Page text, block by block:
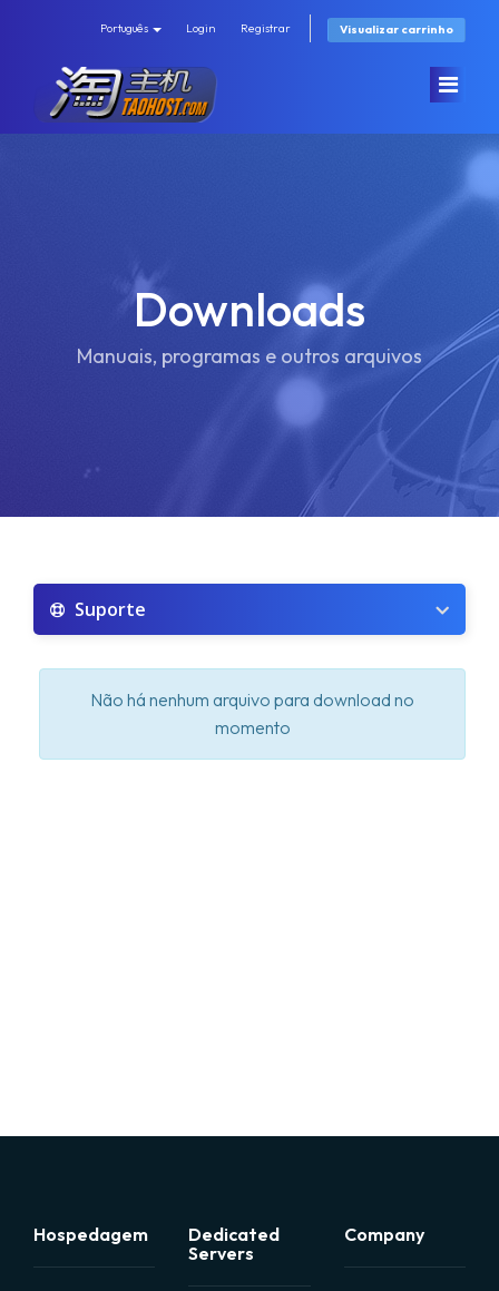
Português Login Registrar Visualizar carrinho
Procurar todos
香港机房 (速度快/直连/有站群)
美国高防(10G防护)
增值服务/SSL证书等
Base de Conhecimento
Downloads
Manuais, programas e outros arquivos
Suporte
Não há nenhum arquivo para download no
momento
Hospedagem
Dedicated
Servers
Company